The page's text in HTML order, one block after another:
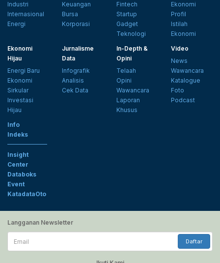
Industri
Internasional
Energi
Keuangan
Bursa
Korporasi
Fintech
Startup
Gadget
Teknologi
Ekonomi
Profil
Istilah
Ekonomi
Ekonomi
Hijau
Energi Baru
Ekonomi
Sirkular
Investasi
Hijau
Jurnalisme
Data
Infografik
Analisis
Cek Data
In-Depth &
Opini
Telaah
Opini
Wawancara
Laporan
Khusus
Video
News
Wawancara
Katalogue
Foto
Podcast
Info
Indeks
Insight
Center
Databoks
Event
KatadataOto
Langganan Newsletter
Email
Daftar